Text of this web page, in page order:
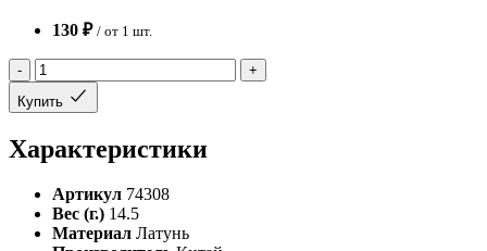
130 ₽ / от 1 шт.
-
+
Купить
Характеристики
Артикул 74308
Вес (г.) 14.5
Материал Латунь